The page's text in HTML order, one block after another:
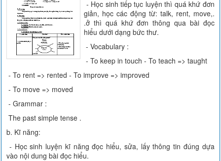
- Học sinh tiếp tục luyện thì quá khứ đơn
giản, học các động từ: talk, rent, move,.
.ở thì quá khứ đơn thông qua bài đọc
hiểu dưới dạng bức thư.
- Vocabulary :
- To keep in touch - To teach => taught
- To rent => rented - To improve => improved
- To move => moved
- Grammar :
The past simple tense .
b. Kĩ năng:
- Học sinh luyện kĩ năng đọc hiểu, sửa, lấy thông tin đúng dựa
vào nội dung bài đọc hiểu.